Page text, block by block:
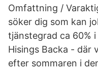
Omfattning /
söker dig som kan
tjänstegrad ca 60%
Hisings Backa - där
efter sommaren i